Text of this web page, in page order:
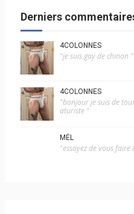
Derniers
4COLONNES
"je suis gay de chinon "
4COLONNES
"bonjour je suis de
aturiste "
MÉL
"essayez de vous